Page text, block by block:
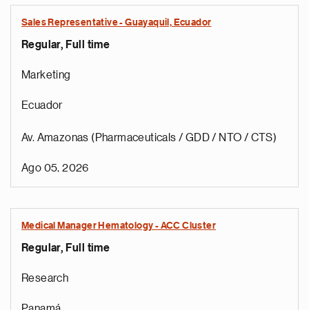
Sales Representative - Guayaquil, Ecuador
Regular, Full time
Marketing
Ecuador
Av. Amazonas (Pharmaceuticals / GDD / NTO / CTS)
Ago 05, 2026
Medical Manager Hematology - ACC Cluster
Regular, Full time
Research